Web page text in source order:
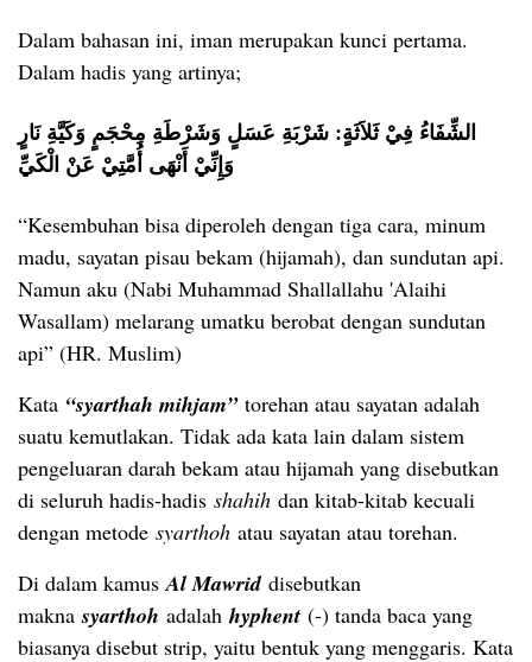
Dalam bahasan ini, iman merupakan kunci pertama.
Dalam hadis yang artinya;
الشِّفَاءُ فِيْ ثَلاَثَةٍ: شَرْبَةِ عَسَلٍ وَشَرْطَةِ مِحْجَمٍ وَكَيَّةِ نَارٍ
وَإِنِّيْ أَنْهَى أُمَّتِيْ عَنْ الْكَيِّ
“Kesembuhan bisa diperoleh dengan tiga cara, minum
madu, sayatan pisau bekam (hijamah), dan sundutan api.
Namun aku (Nabi Muhammad Shallallahu 'Alaihi
Wasallam) melarang umatku berobat dengan sundutan
api” (HR. Muslim)
Kata “syarthah mihjam”torehan atau sayatan adalah
suatu kemutlakan. Tidak ada kata lain dalam sistem
pengeluaran darah bekam atau hijamah yang disebutkan
di seluruh hadis-hadis shahih dan kitab-kitab kecuali
dengan metode syarthoh atau sayatan atau torehan.
Di dalam kamusAl Mawrid disebutkan
maknasyarthoh adalah hyphent (-) tanda baca yang
biasanya disebut strip, yaitu bentuk yang menggaris. Kata